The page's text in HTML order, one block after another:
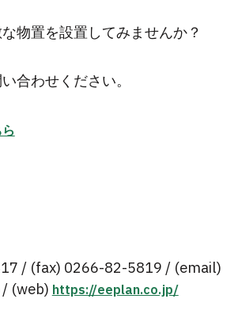
物置を設置してみませんか？
合わせください。
/ (fax) 0266-82-5819 / (email)
/ (web) https://eeplan.co.jp/